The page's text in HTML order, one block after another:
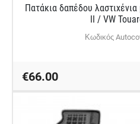
Πατάκια δαπέδου
II / VW
Κωδικός
€66.00